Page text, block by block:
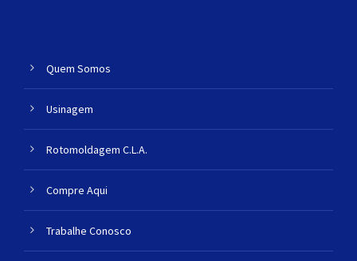
Quem Somos
Usinagem
Rotomoldagem C.L.A.
Compre Aqui
Trabalhe Conosco